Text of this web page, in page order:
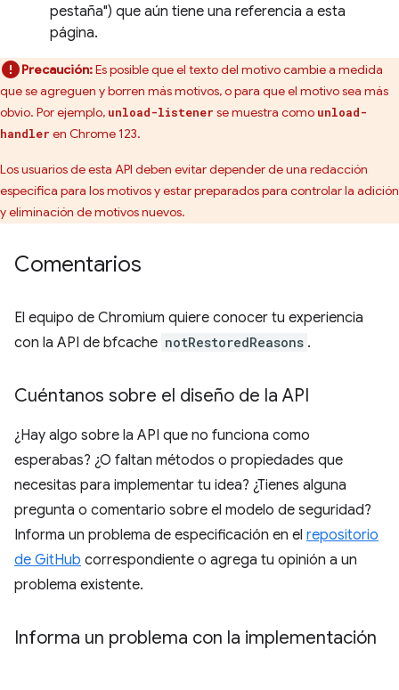
pestaña") que aún tiene una referencia a esta
página.
Precaución:Es posible que el texto del motivo cambie a medida
que se agreguen y borren más motivos, o para que el motivo sea más
obvio. Por ejemplo, unload-listener se muestra como unload-
handler en Chrome 123.
Los usuarios de esta API deben evitar depender de una redacción
específica para los motivos y estar preparados para controlar la adición
y eliminación de motivos nuevos.
Comentarios
El equipo de Chromium quiere conocer tu experiencia
con la API de bfcache notRestoredReasons .
Cuéntanos sobre el diseño de la API
¿Hay algo sobre la API que no funciona como
esperabas? ¿O faltan métodos o propiedades que
necesitas para implementar tu idea? ¿Tienes alguna
pregunta o comentario sobre el modelo de seguridad?
Informa un problema de especificación en el repositorio
de GitHub correspondiente o agrega tu opinión a un
problema existente.
Informa un problema con la implementación